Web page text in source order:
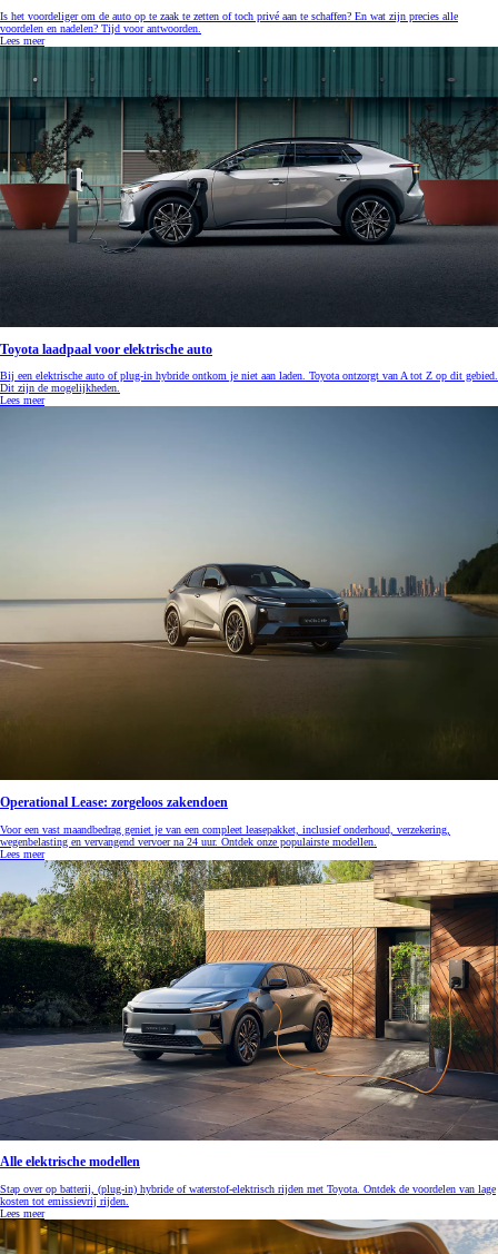
Is het voordeliger om de auto op te zaak te zetten of toch privé aan te schaffen? En wat zijn precies alle
voordelen en nadelen? Tijd voor antwoorden.
Lees meer
Toyota laadpaal voor elektrische auto
Bij een elektrische auto of plug-in hybride ontkom je niet aan laden. Toyota ontzorgt van A tot Z op dit gebied.
Dit zijn de mogelijkheden.
Lees meer
Operational Lease: zorgeloos zakendoen
Voor een vast maandbedrag geniet je van een compleet leasepakket, inclusief onderhoud, verzekering,
wegenbelasting en vervangend vervoer na 24 uur. Ontdek onze populairste modellen.
Lees meer
Alle elektrische modellen
Stap over op batterij, (plug-in) hybride of waterstof-elektrisch rijden met Toyota. Ontdek de voordelen van lage
kosten tot emissievrij rijden.
Lees meer